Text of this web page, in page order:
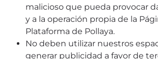
malicioso que pueda provocar
y a la operación propia de la
Plataforma de Pollaya.
No deben utilizar nuestros
generar publicidad a favor de